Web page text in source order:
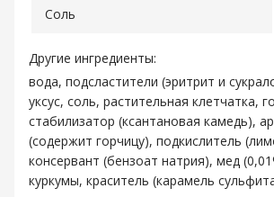
Соль
Другие ингредиенты:
вода, подсластители (эритрит и
уксус, соль, растительная клетчатка,
стабилизатор (ксантановая камедь),
(содержит горчицу), подкислитель
консервант (бензоат натрия), мед
куркумы, краситель (карамель